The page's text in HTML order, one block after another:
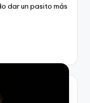
dar un pasito más